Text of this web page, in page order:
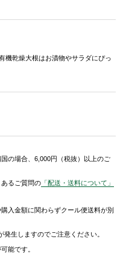
機乾燥大根はお漬物やサラダにぴっ
の場合、6,000円（税抜）以上のご
るご質問の 「配送・送料について」
入金額に関わらずクール便送料が別
生しますのでご注意ください。
能です。